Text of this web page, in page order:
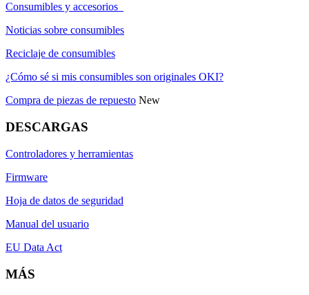
Consumibles y accesorios
Noticias sobre consumibles
Reciclaje de consumibles
¿Cómo sé si mis consumibles son originales OKI?
Compra de piezas de repuesto New
DESCARGAS
Controladores y herramientas
Firmware
Hoja de datos de seguridad
Manual del usuario
EU Data Act
MÁS